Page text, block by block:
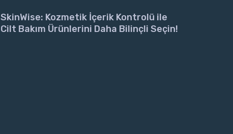
SkinWise: Kozmetik İçerik Kontrolü ile
Cilt Bakım Ürünlerini Daha Bilinçli Seçin!